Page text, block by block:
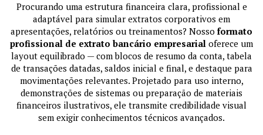
Procurando uma estrutura financeira clara, profissional e
adaptável para simular extratos corporativos em
apresentações, relatórios ou treinamentos? Nosso formato
profissional de extrato bancário empresarial oferece um
layout equilibrado — com blocos de resumo da conta, tabela
de transações datadas, saldos inicial e final, e destaque para
movimentações relevantes. Projetado para uso interno,
demonstrações de sistemas ou preparação de materiais
financeiros ilustrativos, ele transmite credibilidade visual
sem exigir conhecimentos técnicos avançados.